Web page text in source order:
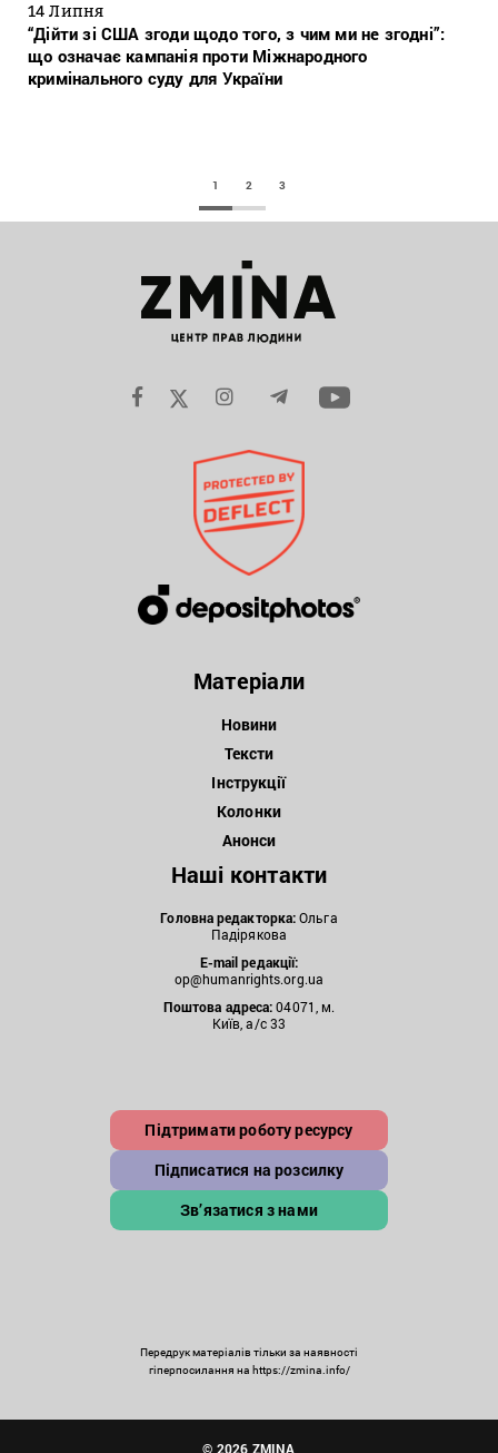
14 Липня
“Дійти зі США згоди щодо того, з чим ми не згодні”:
що означає кампанія проти Міжнародного
кримінального суду для України
1 2 3
Матеріали
Новини
Тексти
Інструкції
Колонки
Анонси
Наші контакти
Головна редакторка:Ольга
Падірякова
E-mail редакції:
op@humanrights.org.ua
Поштова адреса:04071, м.
Київ, а/с 33
Підтримати роботу ресурсу
Підписатися на розсилку
Зв’язатися з нами
Передрук матеріалів тільки за наявності
гіперпосилання на https://zmina.info/
© 2026 ZMINA